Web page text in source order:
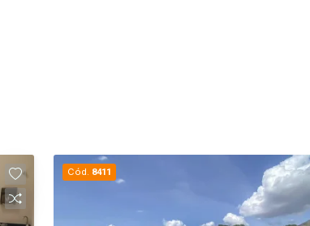
Cód. 8411